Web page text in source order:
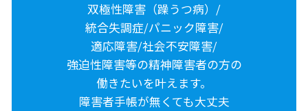
双極性障害（躁うつ病）/
統合失調症/パニック障害/
適応障害/社会不安障害/
強迫性障害等の精神障害者の方の
働きたいを叶えます。
障害者手帳が無くても大丈夫